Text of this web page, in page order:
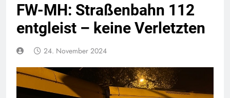
FW-MH: Straßenbahn 112
entgleist – keine Verletzten
24. November 2024